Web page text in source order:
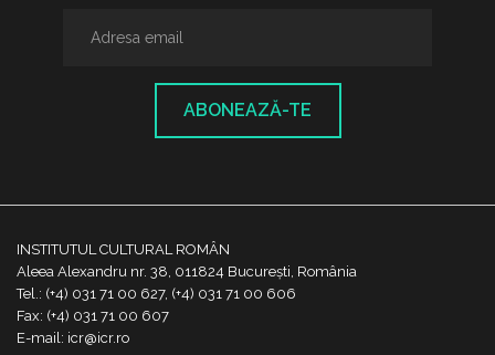
ABONEAZĂ-TE
INSTITUTUL CULTURAL ROMÂN
Aleea Alexandru nr. 38, 011824 București, România
Tel.: (+4) 031 71 00 627, (+4) 031 71 00 606
Fax: (+4) 031 71 00 607
E-mail: icr@icr.ro